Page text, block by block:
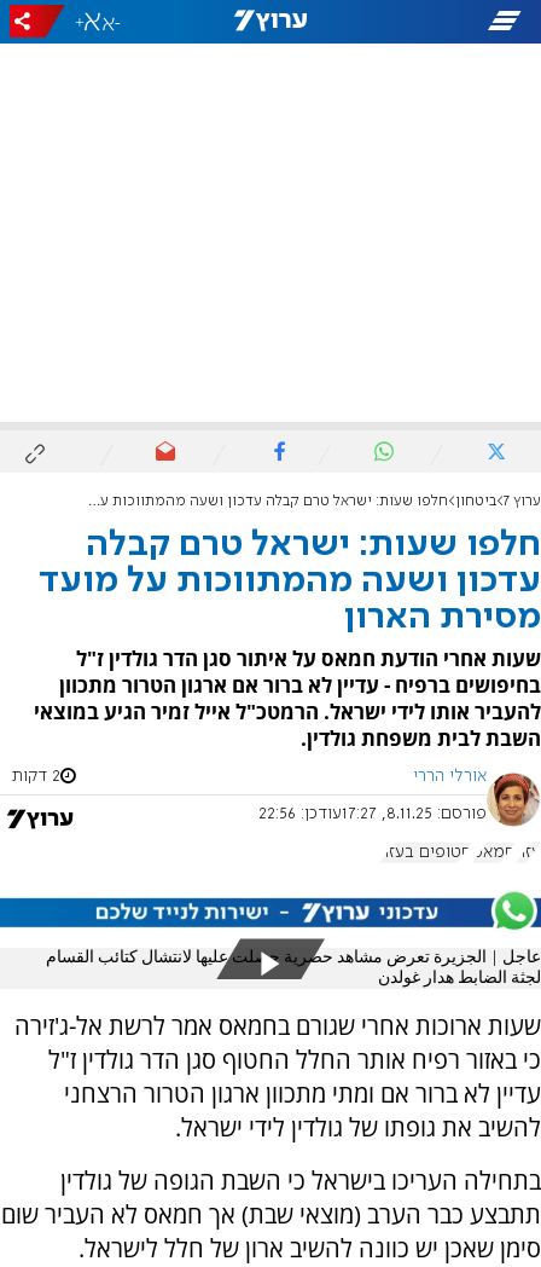
-
+
ערוץ 7 ביטחון חלפו שעות: ישראל טרם קבלה עדכון ושעה מהמתווכות על מועד מסירת הארון
חלפו שעות: ישראל טרם קבלה
עדכון ושעה מהמתווכות על מועד
מסירת הארון
שעות אחרי הודעת חמאס על איתור סגן הדר גולדין ז"ל
בחיפושים ברפיח - עדיין לא ברור אם ארגון הטרור מתכוון
להעביר אותו לידי ישראל. הרמטכ"ל אייל זמיר הגיע במוצאי
השבת לבית משפחת גולדין.
אורלי הררי 2 דקות
פורסם: 8.11.25, 17:27 עודכן: 22:56
עזה חמאס חטופים בעזה
عاجل | الجزيرة تعرض مشاهد حصرية حصلت عليها لانتشال كتائب القسام
لجثة الضابط هدار غولدن
שעות ארוכות אחרי שגורם בחמאס אמר לרשת אל-ג'זירה
כי באזור רפיח אותר החלל החטוף סגן הדר גולדין ז"ל
עדיין לא ברור אם ומתי מתכוון ארגון הטרור הרצחני
להשיב את גופתו של גולדין לידי ישראל.
בתחילה העריכו בישראל כי השבת הגופה של גולדין
תתבצע כבר הערב (מוצאי שבת) אך חמאס לא העביר שום
סימן שאכן יש כוונה להשיב ארון של חלל לישראל.